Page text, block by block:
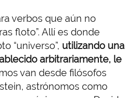
verbos que aún no
floto”. Allí es donde
“universo”, utilizando una
arbitrariamente, le
van desde filósofos
astrónomos como